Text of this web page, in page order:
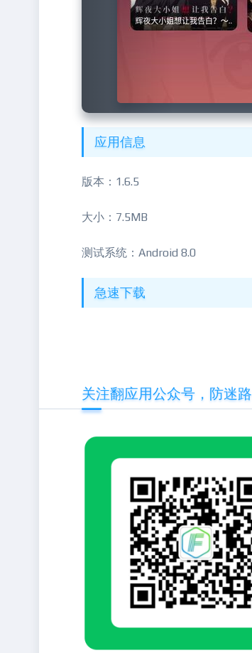
应用信息
版本：1.6.5
大小：7.5MB
测试系统：Android 8.0
急速下载
关注翻应用公众号，防迷路